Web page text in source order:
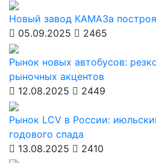
Новый завод КАМАЗа
05.09.2025
2465
Рынок новых автобусов:
рыночных акцентов
12.08.2025
2449
Рынок LCV в России:
годового спада
13.08.2025
2410